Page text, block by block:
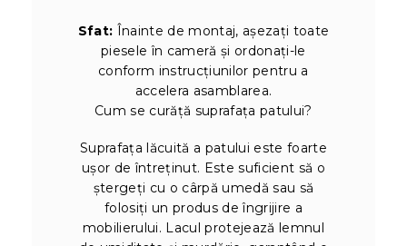
Sfat: Înainte de montaj, așezați toate
piesele în cameră și ordonați-le
conform instrucțiunilor pentru a
accelera asamblarea.
Cum se curăță suprafața patului?
Suprafața lăcuită a patului este foarte
ușor de întreținut. Este suficient să o
ștergeți cu o cârpă umedă sau să
folosiți un produs de îngrijire a
mobilierului. Lacul protejează lemnul